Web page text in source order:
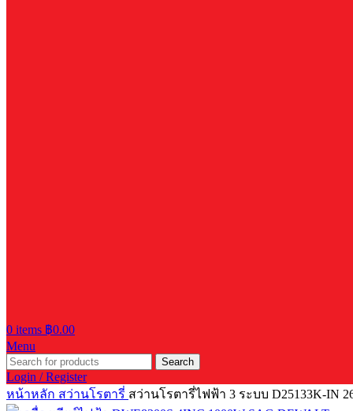
0 items ฿0.00
Menu
Search
Login / Register
หน้าหลัก สว่านโรตารี่ สว่านโรตารี่ไฟฟ้า 3 ระบบ D25133K-IN